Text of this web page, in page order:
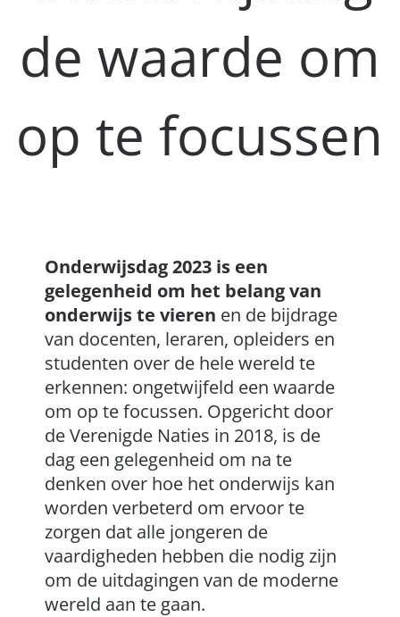
de waarde om
op te focussen
Onderwijsdag 2023 is een
gelegenheid om het belang van
onderwijs te vieren en de bijdrage
van docenten, leraren, opleiders en
studenten over de hele wereld te
erkennen: ongetwijfeld een waarde
om op te focussen. Opgericht door
de Verenigde Naties in 2018, is de
dag een gelegenheid om na te
denken over hoe het onderwijs kan
worden verbeterd om ervoor te
zorgen dat alle jongeren de
vaardigheden hebben die nodig zijn
om de uitdagingen van de moderne
wereld aan te gaan.